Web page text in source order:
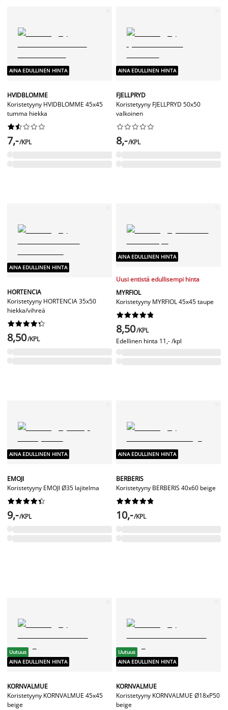
AINA EDULLINEN HINTA
HVIDBLOMME
Koristetyyny HVIDBLOMME 45x45
tumma hiekka






7,-/KPL
AINA EDULLINEN HINTA
FJELLPRYD
Koristetyyny FJELLPRYD 50x50
valkoinen






8,-/KPL
AINA EDULLINEN HINTA
HORTENCIA
Koristetyyny HORTENCIA 35x50
hiekka/vihreä






8,50/KPL
AINA EDULLINEN HINTA
Uusi entistä edullisempi hinta
MYRFIOL
Koristetyyny MYRFIOL 45x45 taupe






8,50/KPL
Edellinen hinta 11,- /kpl
AINA EDULLINEN HINTA
EMOJI
Koristetyyny EMOJI Ø35 lajitelma






9,-/KPL
AINA EDULLINEN HINTA
BERBERIS
Koristetyyny BERBERIS 40x60 beige






10,-/KPL
Uutuus
AINA EDULLINEN HINTA
KORNVALMUE
Koristetyyny KORNVALMUE 45x45
beige
Uutuus
AINA EDULLINEN HINTA
KORNVALMUE
Koristetyyny KORNVALMUE Ø18xP50
beige